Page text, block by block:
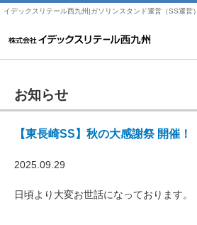
イデックスリテール西九州|ガソリンスタンド運営（SS運営
お知らせ
【東長崎SS】秋の大感謝祭 開催！
2025.09.29
日頃より大変お世話になっております。